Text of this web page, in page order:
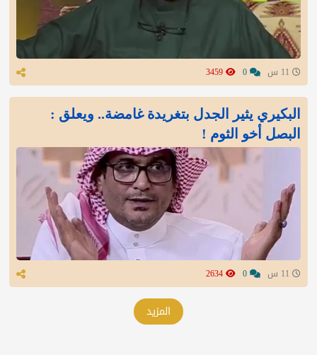
البكيري يثير الجدل بتغريدة غامضة.. ويعلق :
البصل أخو الثوم !
المزيد